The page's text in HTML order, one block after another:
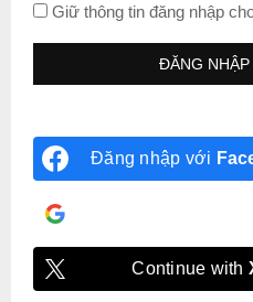
Giữ thông tin đăng nhập
Đăng nhập với
Continue with